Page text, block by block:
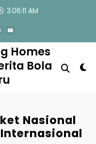
3:06:11 AM
Homes
Bola
Nasional